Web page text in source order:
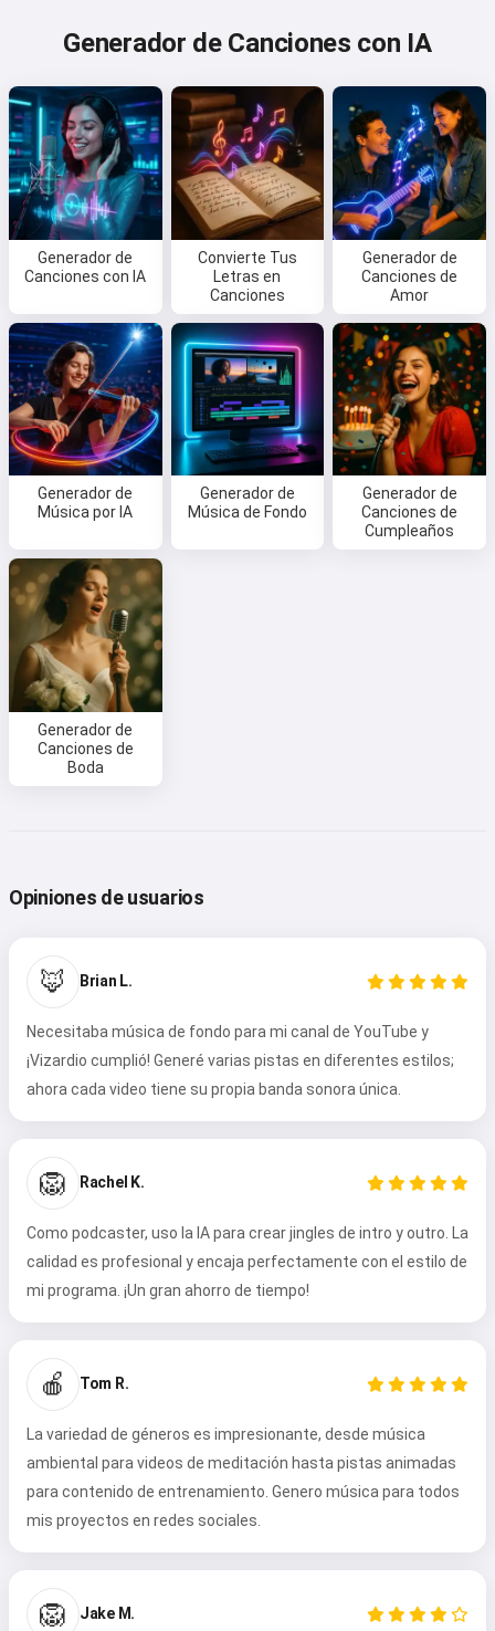
Generador de Canciones con IA
Generador de
Canciones con IA
Convierte Tus
Letras en
Canciones
Generador de
Canciones de
Amor
Generador de
Música por IA
Generador de
Música de Fondo
Generador de
Canciones de
Cumpleaños
Generador de
Canciones de
Boda
Opiniones de usuarios
🦊 Brian L.
Necesitaba música de fondo para mi canal de YouTube y
¡Vizardio cumplió! Generé varias pistas en diferentes estilos;
ahora cada video tiene su propia banda sonora única.
🦁 Rachel K.
Como podcaster, uso la IA para crear jingles de intro y outro. La
calidad es profesional y encaja perfectamente con el estilo de
mi programa. ¡Un gran ahorro de tiempo!
🍎 Tom R.
La variedad de géneros es impresionante, desde música
ambiental para videos de meditación hasta pistas animadas
para contenido de entrenamiento. Genero música para todos
mis proyectos en redes sociales.
🦁 Jake M.